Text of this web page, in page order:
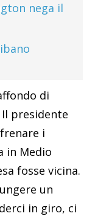
nega il
di
presidente
i
in Medio
fosse vicina.
un
in giro, ci